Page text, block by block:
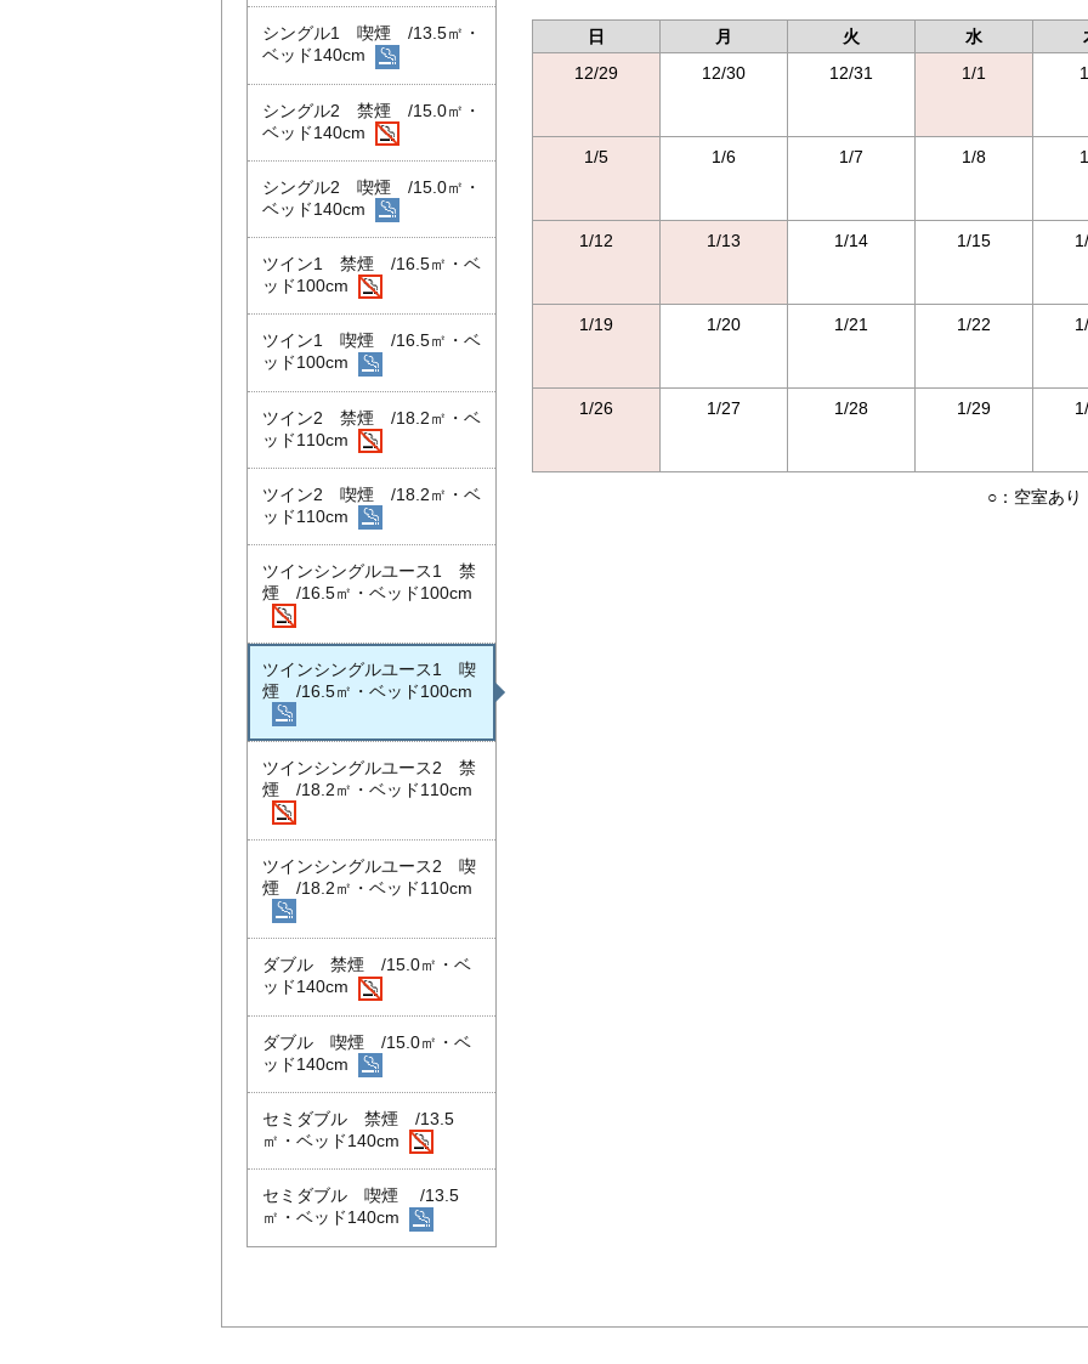
シングル1 喫煙 /13.5㎡・
ベッド140cm
シングル2 禁煙 /15.0㎡・
ベッド140cm
シングル2 喫煙 /15.0㎡・
ベッド140cm
ツイン1 禁煙 /16.5㎡・ベ
ッド100cm
ツイン1 喫煙 /16.5㎡・ベ
ッド100cm
ツイン2 禁煙 /18.2㎡・ベ
ッド110cm
ツイン2 喫煙 /18.2㎡・ベ
ッド110cm
ツインシングルユース1 禁
煙 /16.5㎡・ベッド100cm
ツインシングルユース1 喫
煙 /16.5㎡・ベッド100cm
ツインシングルユース2 禁
煙 /18.2㎡・ベッド110cm
ツインシングルユース2 喫
煙 /18.2㎡・ベッド110cm
ダブル 禁煙 /15.0㎡・ベ
ッド140cm
ダブル 喫煙 /15.0㎡・ベ
ッド140cm
セミダブル 禁煙 /13.5
㎡・ベッド140cm
セミダブル 喫煙 /13.5
㎡・ベッド140cm
日 月 火 水
12/29
12/30 12/31 1/1
1/5 1/6 1/7 1/8
1/12 1/13 1/14 1/15
1/19 1/20 1/21 1/22
1/26 1/27 1/28 1/29
○：空室あ